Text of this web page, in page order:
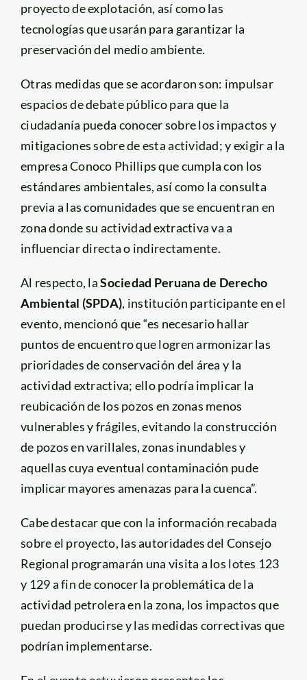
proyecto de explotación, así como las
tecnologías que usarán para garantizar la
preservación del medio ambiente.
Otras medidas que se acordaron son: impulsar
espacios de debate público para que la
ciudadanía pueda conocer sobre los impactos y
mitigaciones sobre de esta actividad; y exigir a la
empresa Conoco Phillips que cumpla con los
estándares ambientales, así como la consulta
previa a las comunidades que se encuentran en
zona donde su actividad extractiva va a
influenciar directa o indirectamente.
Al respecto, laSociedad Peruana de Derecho
Ambiental (SPDA), institución participante en el
evento, mencionó que “es necesario hallar
puntos de encuentro que logren armonizar las
prioridades de conservación del área y la
actividad extractiva; ello podría implicar la
reubicación de los pozos en zonas menos
vulnerables y frágiles, evitando la construcción
de pozos en varillales, zonas inundables y
aquellas cuya eventual contaminación pude
implicar mayores amenazas para la cuenca”.
Cabe destacar que con la información recabada
sobre el proyecto, las autoridades del Consejo
Regional programarán una visita a los lotes 123
y 129 a fin de conocer la problemática de la
actividad petrolera en la zona, los impactos que
puedan producirse y las medidas correctivas que
podrían implementarse.